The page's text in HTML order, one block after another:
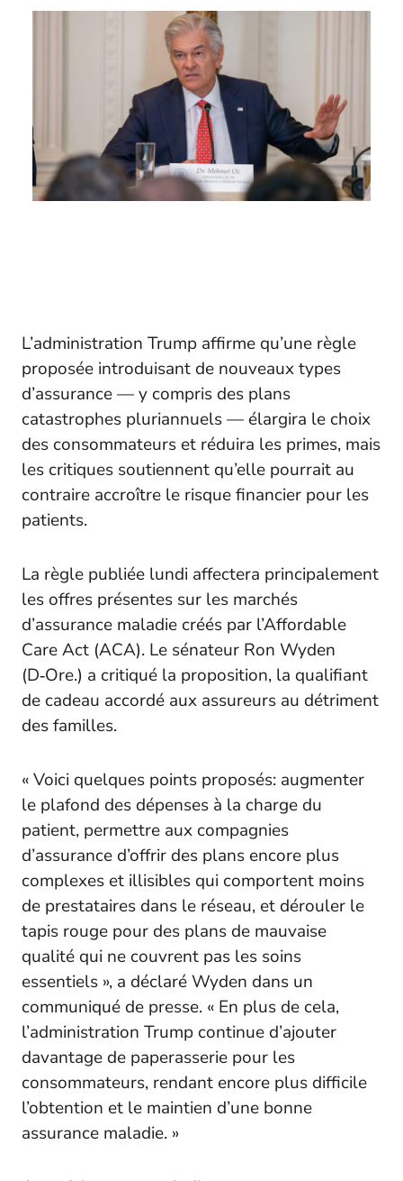
L’administration Trump affirme qu’une règle
proposée introduisant de nouveaux types
d’assurance — y compris des plans
catastrophes pluriannuels — élargira le choix
des consommateurs et réduira les primes, mais
les critiques soutiennent qu’elle pourrait au
contraire accroître le risque financier pour les
patients.
La règle publiée lundi affectera principalement
les offres présentes sur les marchés
d’assurance maladie créés par l’Affordable
Care Act (ACA). Le sénateur Ron Wyden
(D‑Ore.) a critiqué la proposition, la qualifiant
de cadeau accordé aux assureurs au détriment
des familles.
« Voici quelques points proposés: augmenter
le plafond des dépenses à la charge du
patient, permettre aux compagnies
d’assurance d’offrir des plans encore plus
complexes et illisibles qui comportent moins
de prestataires dans le réseau, et dérouler le
tapis rouge pour des plans de mauvaise
qualité qui ne couvrent pas les soins
essentiels », a déclaré Wyden dans un
communiqué de presse. « En plus de cela,
l’administration Trump continue d’ajouter
davantage de paperasserie pour les
consommateurs, rendant encore plus difficile
l’obtention et le maintien d’une bonne
assurance maladie. »